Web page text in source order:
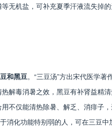
无机盐，可补充夏季汗液流失掉的
和黑豆。“三豆汤”方出宋代医学著
解毒消暑之效，黑豆有补肾益精
不仅能清热除暑、解乏、消痱子
消化功能特别弱的人，可在三豆